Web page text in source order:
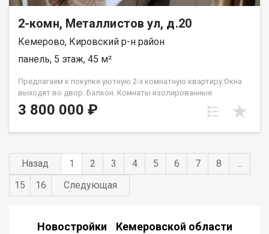
2-комн, Металлистов ул, д.20
Кемерово, Кировский р-н район
панель, 5 этаж, 45 м²
Предлагаем к покупке уютную 2-х комнатную квартиру.Окна
выходят во двор. Балкон. Комнаты изолированные.
Просторная гостинная,уютная спальня. Парковка наземная-
всегда есть место для вашего автомобиля.
3 800 000 ₽
Назад 1 2 3 4 5 6 7 8
...
15
16 Следующая
Новостройки Кемеровской области